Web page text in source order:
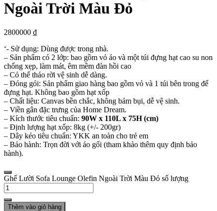
Ngoài Trời Màu Đỏ
2800000 ₫
‘- Sử dụng: Dùng được trong nhà.
– Sản phẩm có 2 lớp: bao gồm vỏ áo và một túi đựng hạt cao su non
chống xẹp, làm mát, êm mềm đàn hồi cao
– Có thể tháo rời vệ sinh dễ dàng.
– Đóng gói: Sản phẩm giao hàng bao gồm vỏ và 1 túi bên trong để
đựng hạt. Không bao gồm hạt xốp
– Chất liệu: Canvas bền chắc, không bám bụi, dễ vệ sinh.
– Viền gân đặc trưng của Home Dream.
– Kích thước tiêu chuẩn: 90W x 110L x 75H (cm)
– Định lượng hạt xốp: 8kg (+/- 200gr)
– Dây kéo tiêu chuẩn: YKK an toàn cho trẻ em
– Bảo hành: Trọn đời với áo gối (tham khảo thêm quy định bảo
hành).
Ghế Lười Sofa Lounge Olefin Ngoài Trời Màu Đỏ số lượng
Thêm vào giỏ hàng